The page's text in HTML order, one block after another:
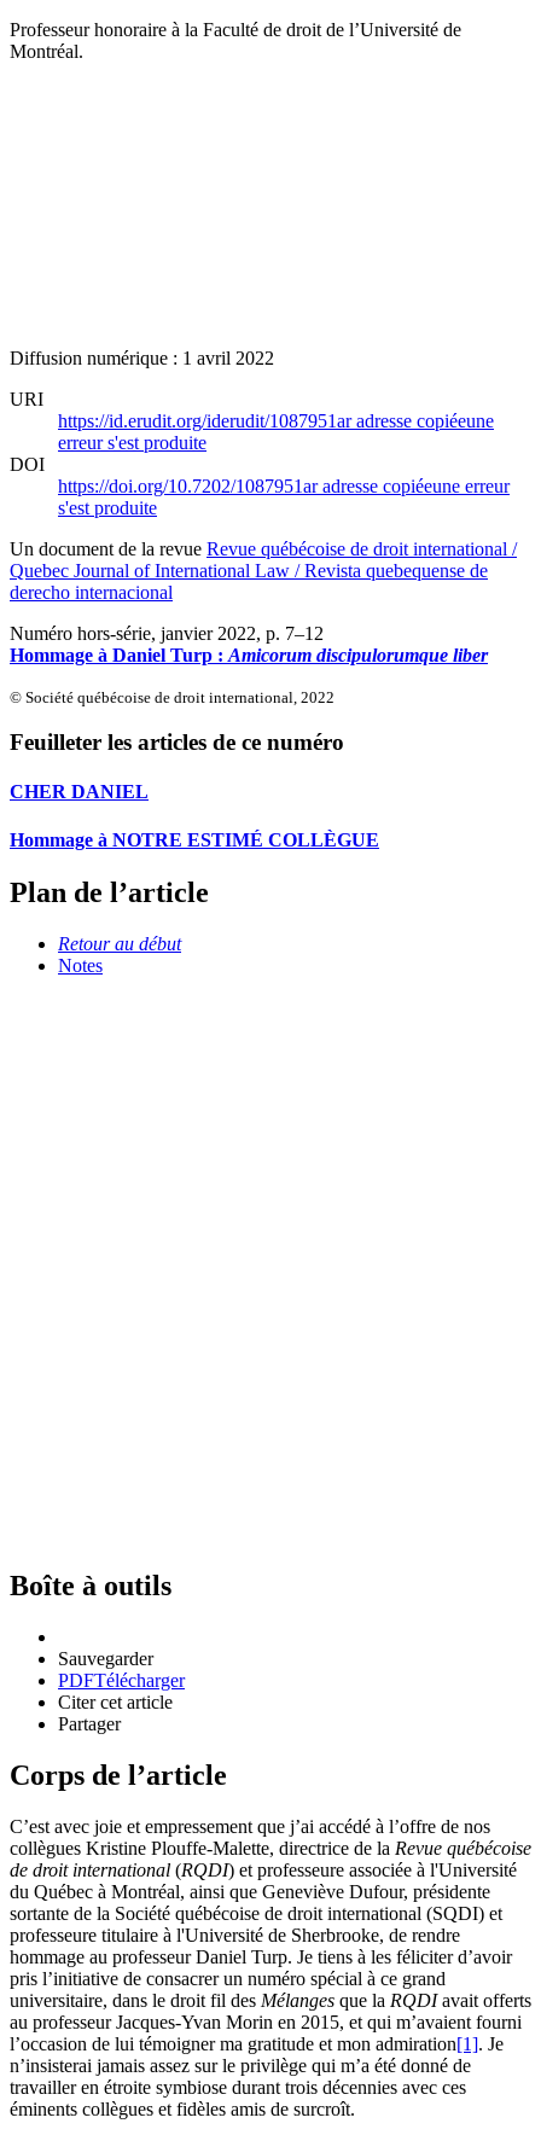
Professeur honoraire à la Faculté de droit de l’Université de
Montréal.
Diffusion numérique : 1 avril 2022
URI
https://id.erudit.org/iderudit/1087951aradresse copiéeune
erreur s'est produite
DOI
https://doi.org/10.7202/1087951aradresse copiéeune erreur
s'est produite
Un document de la revue Revue québécoise de droit international /
Quebec Journal of International Law / Revista quebequense de
derecho internacional
Numéro hors-série, janvier 2022, p. 7–12
Hommage à Daniel Turp : Amicorum discipulorumque liber
© Société québécoise de droit international, 2022
Feuilleter les articles de ce numéro
CHER DANIEL
Hommage à NOTRE ESTIMÉ COLLÈGUE
Plan de l’article
Retour au début
Notes
Boîte à outils
Sauvegarder
PDFTélécharger
Citer cet article
Partager
Corps de l’article
C’est avec joie et empressement que j’ai accédé à l’offre de nos
collègues Kristine Plouffe-Malette, directrice de la Revue québécoise
de droit international (RQDI) et professeure associée à l'Université
du Québec à Montréal, ainsi que Geneviève Dufour, présidente
sortante de la Société québécoise de droit international (SQDI) et
professeure titulaire à l'Université de Sherbrooke, de rendre
hommage au professeur Daniel Turp. Je tiens à les féliciter d’avoir
pris l’initiative de consacrer un numéro spécial à ce grand
universitaire, dans le droit fil des Mélanges que la RQDIavait offerts
au professeur Jacques-Yvan Morin en 2015, et qui m’avaient fourni
l’occasion de lui témoigner ma gratitude et mon admiration[1]. Je
n’insisterai jamais assez sur le privilège qui m’a été donné de
travailler en étroite symbiose durant trois décennies avec ces
éminents collègues et fidèles amis de surcroît.